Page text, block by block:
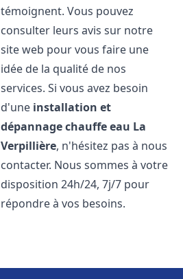
témoignent. Vous pouvez
consulter leurs avis sur notre
site web pour vous faire une
idée de la qualité de nos
services. Si vous avez besoin
d'une installation et
dépannage chauffe eau La
Verpillière, n'hésitez pas à nous
contacter. Nous sommes à votre
disposition 24h/24, 7j/7 pour
répondre à vos besoins.